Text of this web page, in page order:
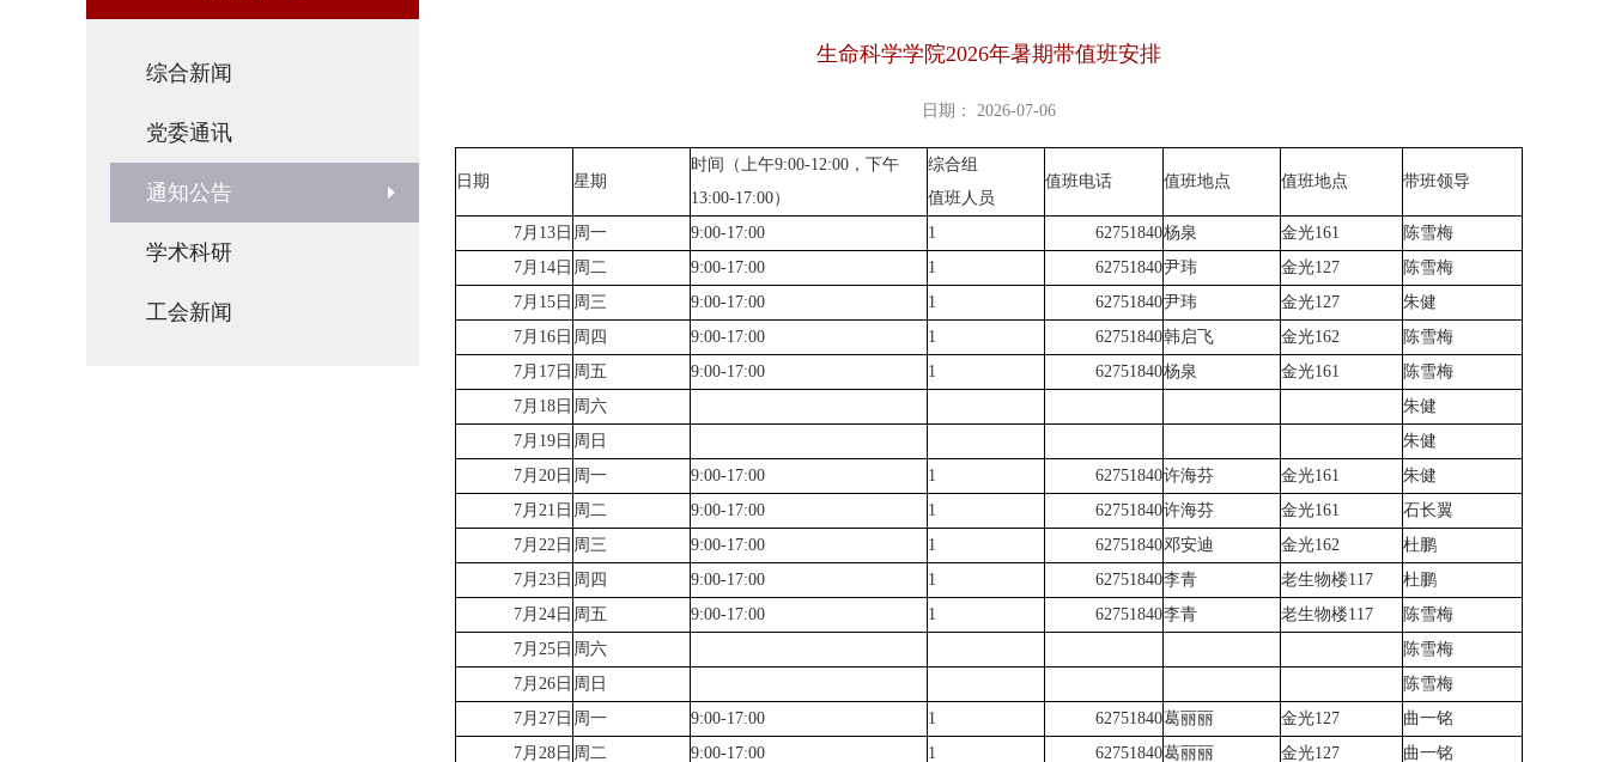
综合新闻
党委通讯
通知公告
学术科研
工会新闻
生命科学学院2026年暑期带值班安排
日期： 2026-07-06
日期 星期
时间（上午9:00-12:00，下午
13:00-17:00）
综合组
值班人员
值班电话 值班地点 值班地点 带班领导
7月13日 周一 9:00-17:00 1 62751840杨泉 金光161
陈雪梅
7月14日 周二 9:00-17:00 1 62751840尹玮 金光127
陈雪梅
7月15日 周三 9:00-17:00 1 62751840尹玮 金光127
朱健
7月16日 周四 9:00-17:00 1 62751840韩启飞 金光162
陈雪梅
7月17日 周五 9:00-17:00 1 62751840杨泉 金光161
陈雪梅
7月18日 周六
朱健
7月19日 周日
朱健
7月20日 周一 9:00-17:00 1 62751840许海芬 金光161
朱健
7月21日 周二 9:00-17:00 1 62751840许海芬 金光161
石长翼
7月22日 周三 9:00-17:00 1 62751840邓安迪 金光162
杜鹏
7月23日 周四 9:00-17:00 1 62751840李青 老生物楼117
杜鹏
7月24日 周五 9:00-17:00 1 62751840李青 老生物楼117
陈雪梅
7月25日 周六
陈雪梅
7月26日 周日
陈雪梅
7月27日 周一 9:00-17:00 1 62751840葛丽丽 金光127
曲一铭
7月28日 周二 9:00-17:00 1 62751840葛丽丽 金光127
曲一铭